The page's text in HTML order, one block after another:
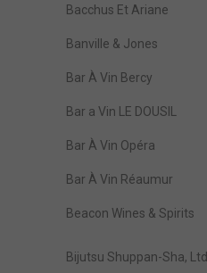
Bacchus Et Ariane
Banville & Jones
Bar À Vin Bercy
Bar a Vin LE DOUSIL
Bar À Vin Opéra
Bar À Vin Réaumur
Beacon Wines & Spirits
Bijutsu Shuppan-Sha, Ltd.